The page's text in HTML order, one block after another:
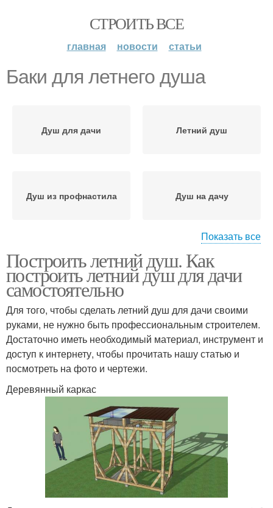
СТРОИТЬ ВСЕ
главная новости статьи
Баки для летнего душа
Душ для дачи Летний душ
Душ из профнастила Душ на дачу
Накопительный бак Душ с подогревом
Дачный душ Душ на даче
Материалы для летнего
душа
Зимний душ Уличный душ
Показать все
Построить летний душ. Как
построить летний душ для дачи
самостоятельно
Для того, чтобы сделать летний душ для дачи своими
руками, не нужно быть профессиональным строителем.
Достаточно иметь необходимый материал, инструмент и
доступ к интернету, чтобы прочитать нашу статью и
посмотреть на фото и чертежи.
Деревянный каркас